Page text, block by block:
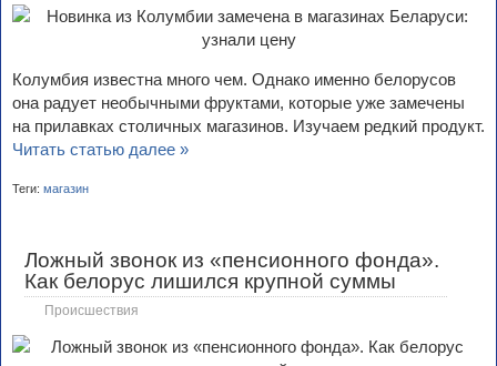
Колумбия известна много чем. Однако именно белорусов
она радует необычными фруктами, которые уже замечены
на прилавках столичных магазинов. Изучаем редкий продукт.
Читать статью далее »
Теги: магазин
Ложный звонок из «пенсионного фонда».
Как белорус лишился крупной суммы
Происшествия